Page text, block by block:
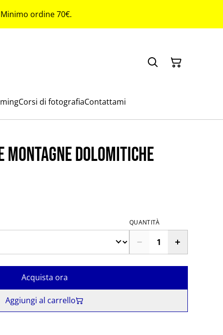
ordine 70€.
Corsi di fotografiaContattami
Montagne Dolomitiche
QUANTITÀ
Acquista ora
Aggiungi al carrello